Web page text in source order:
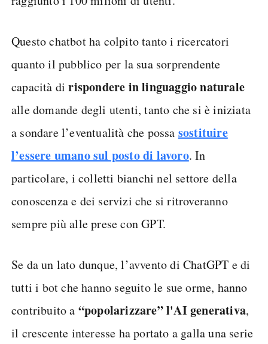
Questo chatbot ha colpito tanto i ricercatori
quanto il pubblico per la sua sorprendente
capacità dirispondere in linguaggio naturale
alle domande degli utenti, tanto che si è iniziata
a sondare l’eventualità che possa sostituire
l’essere umano sul posto di lavoro. In
particolare, i colletti bianchi nel settore della
conoscenza e dei servizi che si ritroveranno
sempre più alle prese con GPT.
Se da un lato dunque, l’avvento di ChatGPT e di
tutti i bot che hanno seguito le sue orme, hanno
contribuito a “popolarizzare” l'AI generativa,
il crescente interesse ha portato a galla una serie